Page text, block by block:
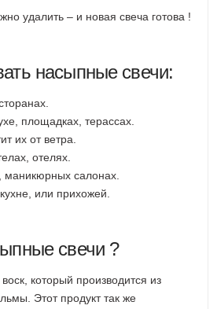
удалить – и новая свеча готова !
насыпные свечи:
площадках, терассах.
их от ветра.
отелях.
маникюрных салонах.
или прихожей.
свечи ?
который производится из
Этот продукт так же